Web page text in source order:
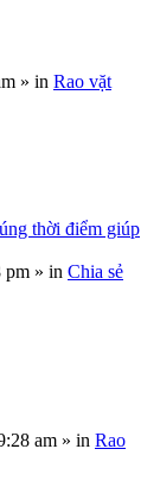
» in Rao vặt
thời điểm giúp
pm » in Chia sẻ
am » in Rao